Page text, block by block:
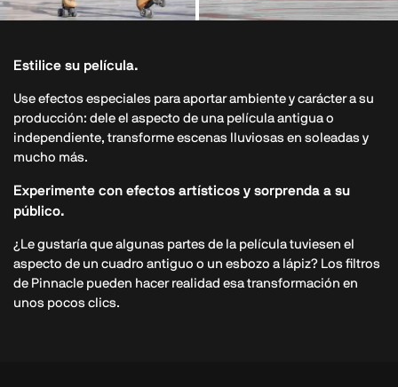
Estilice su película.
Use efectos especiales para aportar ambiente y carácter a su
producción: dele el aspecto de una película antigua o
independiente, transforme escenas lluviosas en soleadas y
mucho más.
Experimente con efectos artísticos y sorprenda a su
público.
¿Le gustaría que algunas partes de la película tuviesen el
aspecto de un cuadro antiguo o un esbozo a lápiz? Los filtros
de Pinnacle pueden hacer realidad esa transformación en
unos pocos clics.